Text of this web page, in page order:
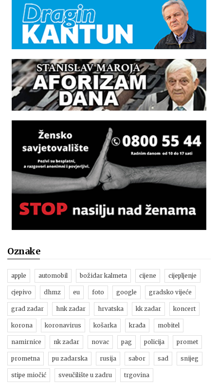
Oznake
apple automobil božidar kalmeta cijene cijepljenje
cjepivo dhmz eu foto google gradsko vijeće
grad zadar hnk zadar hrvatska kk zadar koncert
korona koronavirus košarka krađa mobitel
namirnice nk zadar novac pag policija promet
prometna pu zadarska rusija sabor sad snijeg
stipe miočić sveučilište u zadru trgovina